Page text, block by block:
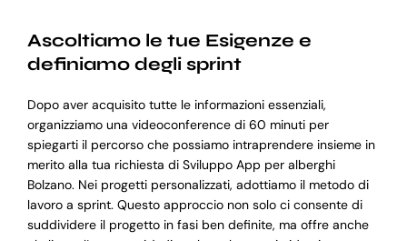
Ascoltiamo le tue Esigenze e
definiamo degli sprint
Dopo aver acquisito tutte le informazioni essenziali,
organizziamo una videoconference di 60 minuti per
spiegarti il percorso che possiamo intraprendere insieme in
merito alla tua richiesta di Sviluppo App per alberghi
Bolzano. Nei progetti personalizzati, adottiamo il metodo di
lavoro a sprint. Questo approccio non solo ci consente di
suddividere il progetto in fasi ben definite, ma offre anche